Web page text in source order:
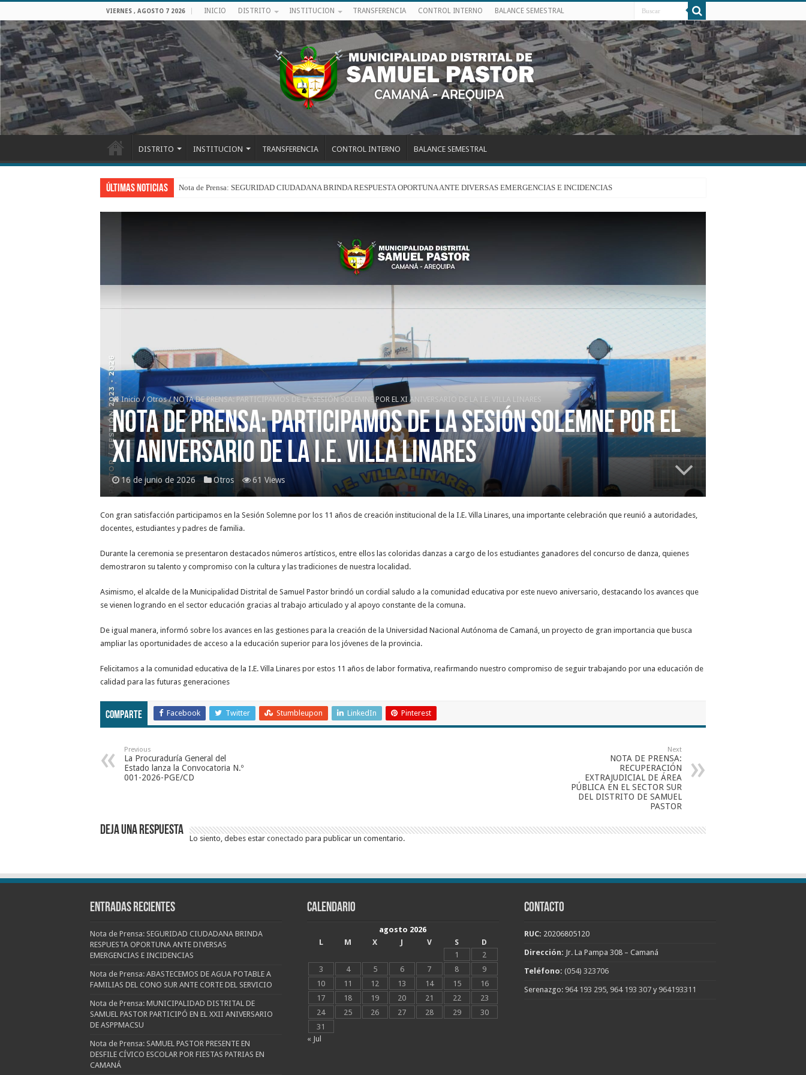
VIERNES , AGOSTO 7 2026 INICIO DISTRITO INSTITUCION TRANSFERENCIA CONTROL INTERNO BALANCE SEMESTRAL
DISTRITO INSTITUCION TRANSFERENCIA CONTROL INTERNO BALANCE SEMESTRAL
Últimas Noticias Nota de Prensa: SEGURIDAD CIUDADANA BRINDA RESPUESTA OPORTUNA ANTE DIVERSAS EMERGENCIAS E INCIDENCIAS
Inicio / Otros / NOTA DE PRENSA: PARTICIPAMOS DE LA SESIÓN SOLEMNE POR EL XI ANIVERSARIO DE LA I.E. VILLA LINARES
NOTA DE PRENSA: PARTICIPAMOS DE LA SESIÓN SOLEMNE POR EL
XI ANIVERSARIO DE LA I.E. VILLA LINARES
16 de junio de 2026 Otros 61 Views
Con gran satisfacción participamos en la Sesión Solemne por los 11 años de creación institucional de la I.E. Villa Linares, una importante celebración que reunió a autoridades,
docentes, estudiantes y padres de familia.
Durante la ceremonia se presentaron destacados números artísticos, entre ellos las coloridas danzas a cargo de los estudiantes ganadores del concurso de danza, quienes
demostraron su talento y compromiso con la cultura y las tradiciones de nuestra localidad.
Asimismo, el alcalde de la Municipalidad Distrital de Samuel Pastor brindó un cordial saludo a la comunidad educativa por este nuevo aniversario, destacando los avances que
se vienen logrando en el sector educación gracias al trabajo articulado y al apoyo constante de la comuna.
De igual manera, informó sobre los avances en las gestiones para la creación de la Universidad Nacional Autónoma de Camaná, un proyecto de gran importancia que busca
ampliar las oportunidades de acceso a la educación superior para los jóvenes de la provincia.
Felicitamos a la comunidad educativa de la I.E. Villa Linares por estos 11 años de labor formativa, reafirmando nuestro compromiso de seguir trabajando por una educación de
calidad para las futuras generaciones
Comparte Facebook Twitter Stumbleupon LinkedIn Pinterest
Previous
La Procuraduría General del
Estado lanza la Convocatoria N.º
001-2026-PGE/CD
Next
NOTA DE PRENSA:
RECUPERACIÓN
EXTRAJUDICIAL DE ÁREA
PÚBLICA EN EL SECTOR SUR
DEL DISTRITO DE SAMUEL
PASTOR
Deja una respuesta
Lo siento, debes estar conectado para publicar un comentario.
Entradas recientes
Nota de Prensa: SEGURIDAD CIUDADANA BRINDA
RESPUESTA OPORTUNA ANTE DIVERSAS
EMERGENCIAS E INCIDENCIAS
Nota de Prensa: ABASTECEMOS DE AGUA POTABLE A
FAMILIAS DEL CONO SUR ANTE CORTE DEL SERVICIO
Nota de Prensa: MUNICIPALIDAD DISTRITAL DE
SAMUEL PASTOR PARTICIPÓ EN EL XXII ANIVERSARIO
DE ASPPMACSU
Nota de Prensa: SAMUEL PASTOR PRESENTE EN
DESFILE CÍVICO ESCOLAR POR FIESTAS PATRIAS EN
CAMANÁ
CALENDARIO
agosto 2026
L
M X J V S
D
1
2
3
4 5 6 7 8
9
10
11 12 13 14 15
16
17
18 19 20 21 22
23
24
25 26 27 28 29
30
31
« Jul
CONTACTO
RUC: 20206805120
Dirección: Jr. La Pampa 308 – Camaná
Teléfono: (054) 323706
Serenazgo: 964 193 295, 964 193 307 y 964193311